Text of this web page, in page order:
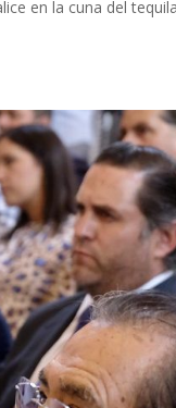
en la cuna del